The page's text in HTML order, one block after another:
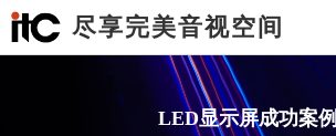
尽享完美音视空间
LED显示屏成功案例